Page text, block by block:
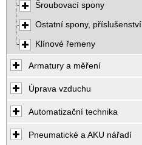
Šroubovací spony
Ostatní spony, příslušenství
Klínové řemeny
Armatury a měření
Úprava vzduchu
Automatizační technika
Pneumatické a AKU nářadí